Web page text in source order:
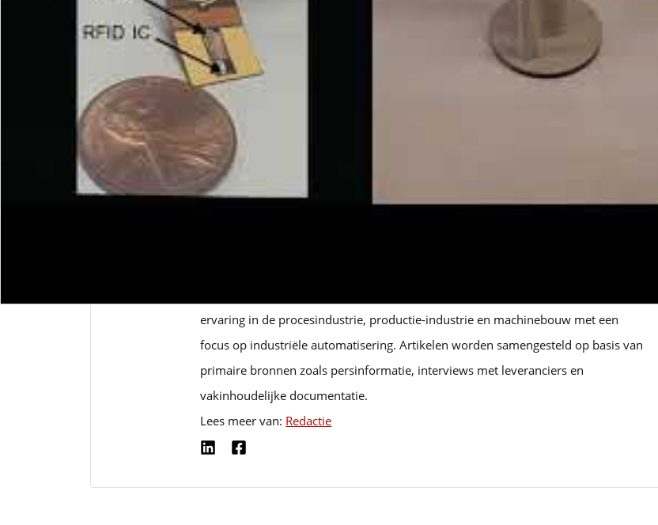
om de pasvorm van een implantaat te monitoren, evenals slijtage. Een andere mogelijke toepassing is op
de bodem van magazijnpakketten om het gewicht van hun inhoud te meten, waardoor ze fungeren als
miniatuurweegschalen voor het controleren van de voorraad.
Hun onderzoek werd gepubliceerd in het
tijdschrift ACM
Dit artikel delen op je eigen website? Geen probleem, dat mag.
ervaring in de procesindustrie, productie-industrie en machinebouw met een
focus op industriële automatisering. Artikelen worden samengesteld op basis van
primaire bronnen zoals persinformatie, interviews met leveranciers en
vakinhoudelijke documentatie.
Lees meer van: Redactie